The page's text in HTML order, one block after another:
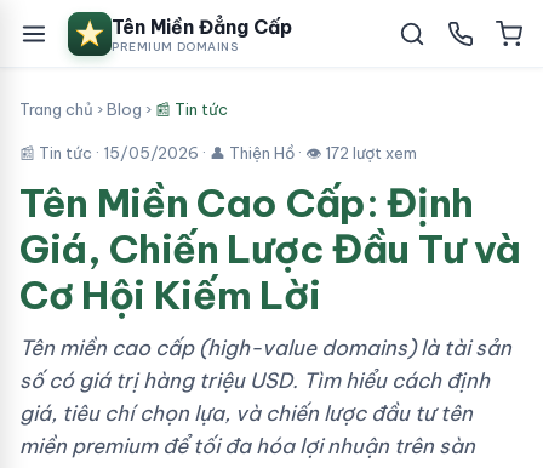
Tên Miền Đẳng Cấp
PREMIUM DOMAINS
Trang chủ ›Blog › 📰 Tin tức
📰 Tin tức · 15/05/2026 · 👤 Thiện Hồ · 👁 172 lượt xem
Tên Miền Cao Cấp: Định
Giá, Chiến Lược Đầu Tư và
Cơ Hội Kiếm Lời
Tên miền cao cấp (high-value domains) là tài sản
số có giá trị hàng triệu USD. Tìm hiểu cách định
giá, tiêu chí chọn lựa, và chiến lược đầu tư tên
miền premium để tối đa hóa lợi nhuận trên sàn